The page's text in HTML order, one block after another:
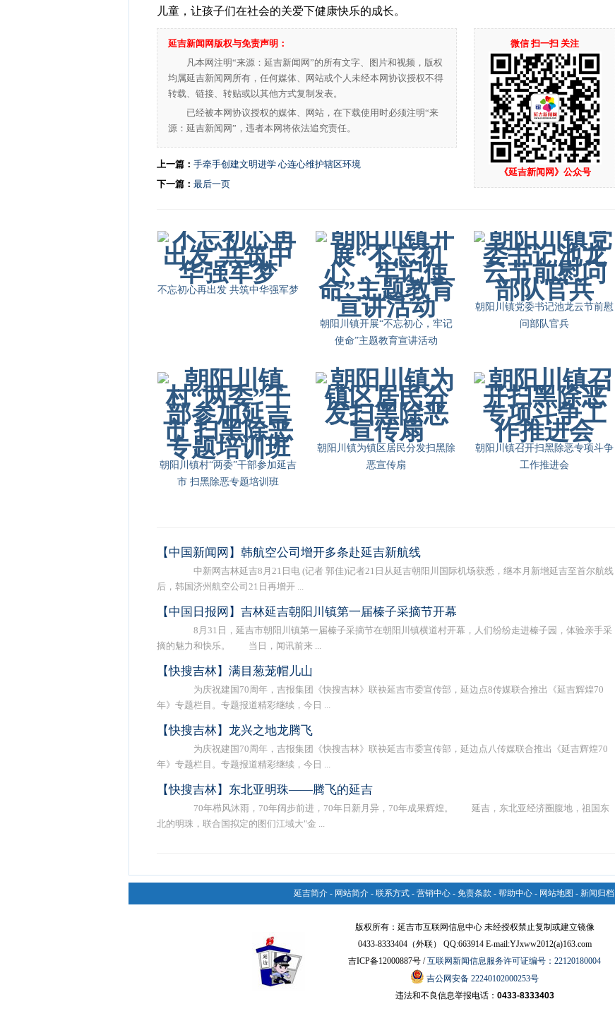
儿童，让孩子们在社会的关爱下健康快乐的成长。
微信 扫一扫 关注
《延吉新闻网》公众号
延吉新闻网版权与免责声明：
凡本网注明“来源：延吉新闻网”的所有文字、图片和视频，版权
均属延吉新闻网所有，任何媒体、网站或个人未经本网协议授权不得
转载、链接、转贴或以其他方式复制发表。
已经被本网协议授权的媒体、网站，在下载使用时必须注明“来
源：延吉新闻网”，违者本网将依法追究责任。
上一篇： 手牵手创建文明进学 心连心维护辖区环境
下一篇： 最后一页
不忘初心再出发 共筑中华强军梦
朝阳川镇开展“不忘初心，牢记
使命”主题教育宣讲活动
朝阳川镇党委书记池龙云节前慰
问部队官兵
朝阳川镇村“两委”干部参加延吉
市 扫黑除恶专题培训班
朝阳川镇为镇区居民分发扫黑除
恶宣传扇
朝阳川镇召开扫黑除恶专项斗争
工作推进会
【中国新闻网】韩航空公司增开多条赴延吉新航线
中新网吉林延吉8月21日电 (记者 郭佳)记者21日从延吉朝阳川国际机场获悉，继本月新增延吉至首尔航线
后，韩国济州航空公司21日再增开 ...
【中国日报网】吉林延吉朝阳川镇第一届榛子采摘节开幕
8月31日，延吉市朝阳川镇第一届榛子采摘节在朝阳川镇横道村开幕，人们纷纷走进榛子园，体验亲手采
摘的魅力和快乐。 当日，闻讯前来 ...
【快搜吉林】满目葱茏帽儿山
为庆祝建国70周年，吉报集团《快搜吉林》联袂延吉市委宣传部，延边点8传媒联合推出《延吉辉煌70
年》专题栏目。专题报道精彩继续，今日 ...
【快搜吉林】龙兴之地龙腾飞
为庆祝建国70周年，吉报集团《快搜吉林》联袂延吉市委宣传部，延边点八传媒联合推出《延吉辉煌70
年》专题栏目。专题报道精彩继续，今日 ...
【快搜吉林】东北亚明珠——腾飞的延吉
70年栉风沐雨，70年阔步前进，70年日新月异，70年成果辉煌。 延吉，东北亚经济圈腹地，祖国东
北的明珠，联合国拟定的图们江域大"金 ...
延吉简介 - 网站简介 - 联系方式 - 营销中心 - 免责条款 - 帮助中心 - 网站地图 - 新闻归档
版权所有：延吉市互联网信息中心 未经授权禁止复制或建立镜像
0433-8333404（外联） QQ:663914 E-mail:YJxww2012(a)163.com
吉ICP备12000887号 /互联网新闻信息服务许可证编号：22120180004
吉公网安备 22240102000253号
违法和不良信息举报电话： 0433-8333403